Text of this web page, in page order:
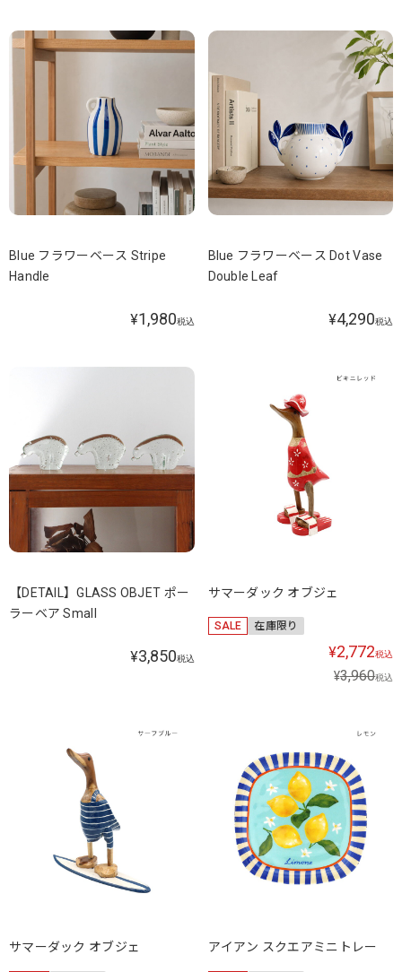
Blue フラワーベース Stripe
Handle
¥1,980税込
Blue フラワーベース Dot Vase
Double Leaf
¥4,290税込
【DETAIL】GLASS OBJET ポー
ラーベア Small
¥3,850税込
サマーダック オブジェ
SALE 在庫限り
¥2,772税込
¥3,960税込
サマーダック オブジェ アイアン スクエアミニトレー